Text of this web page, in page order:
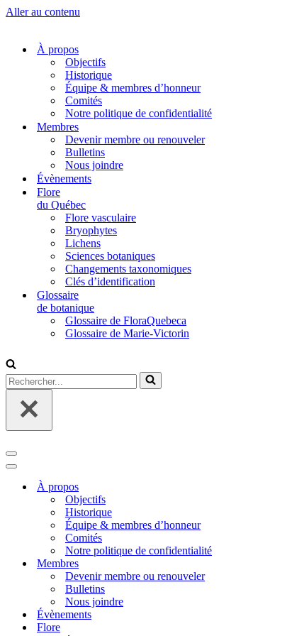
Aller au contenu
À propos
Objectifs
Historique
Équipe & membres d’honneur
Comités
Notre politique de confidentialité
Membres
Devenir membre ou renouveler
Bulletins
Nous joindre
Évènements
Flore
du Québec
Flore vasculaire
Bryophytes
Lichens
Sciences botaniques
Changements taxonomiques
Clés d’identification
Glossaire
de botanique
Glossaire de FloraQuebeca
Glossaire de Marie-Victorin
Rechercher...
Menu
de
navigation
Menu
navigationÀ propos
Objectifs
Historique
Équipe & membres d’honneur
Comités
Notre politique de confidentialité
Membres
Devenir membre ou renouveler
Bulletins
Nous joindre
Évènements
Flore